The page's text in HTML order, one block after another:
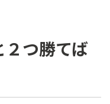
つ勝てば